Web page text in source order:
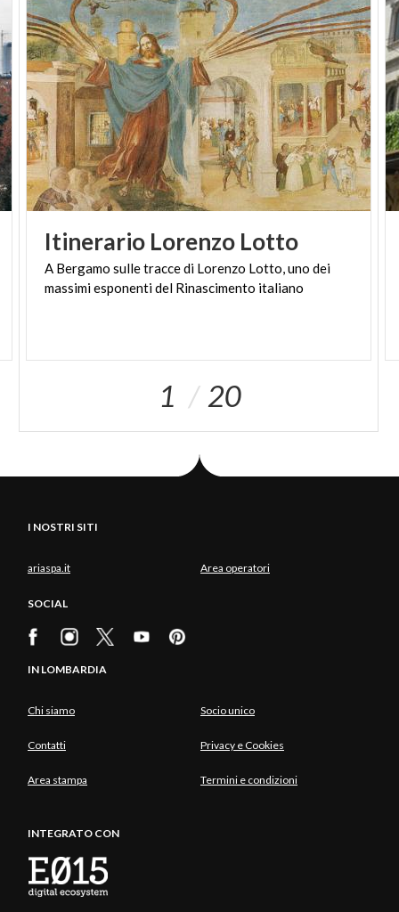
a sfogliare la sezione dedicata ai castelli e troverete
molte altre roccaforti da visitare.
Itinerario Lorenzo Lotto
A Bergamo sulletraccedi Lorenzo Lotto, uno dei
massimiesponentidel Rinascimento italiano
1 20
I NOSTRI SITI
ariaspa.it Area operatori
SOCIAL
IN LOMBARDIA
Chi siamo Socio unico
Contatti Privacy e Cookies
Area stampa Termini e condizioni
INTEGRATO CON